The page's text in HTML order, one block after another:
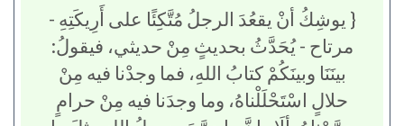
{ يوشِكُ أنْ يقعُدَ الرجلُ مُتَّكِئًا على أَرِيكَتِهِ -
مرتاح - يُحَدَّثُ بحديثٍ مِنْ حديثي، فيقولُ:
بينَنَا وبينَكُمْ كتابُ اللهِ، فما وجدْنا فيه مِنْ
حلالٍ اسْتَحْلَلْناهُ، وما وجدَنا فيه مِنْ حرامٍ